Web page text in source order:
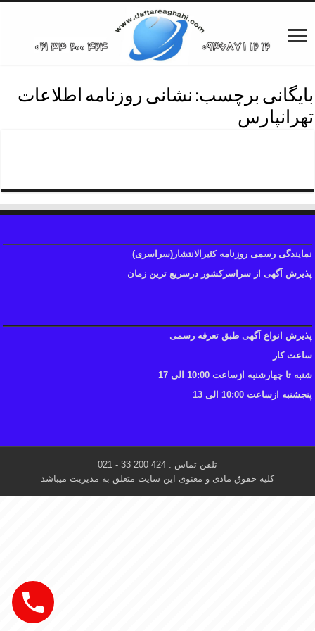
بایگانی برچسب: نشانی روزنامه اطلاعات
تهرانپارس
نمایندگی رسمی روزنامه کثیرالانتشار(سراسری)
پذیرش آگهی از سراسرکشور درسریع ترین زمان
پذیرش انواع آگهی طبق تعرفه رسمی
ساعت کار
شنبه تا چهارشنبه ازساعت 10:00 الی 17
پنجشنبه ازساعت 10:00 الی 13
تلفن تماس : 424 200 33 - 021
کلیه حقوق مادی و معنوی این سایت متعلق به مدیریت میباشد